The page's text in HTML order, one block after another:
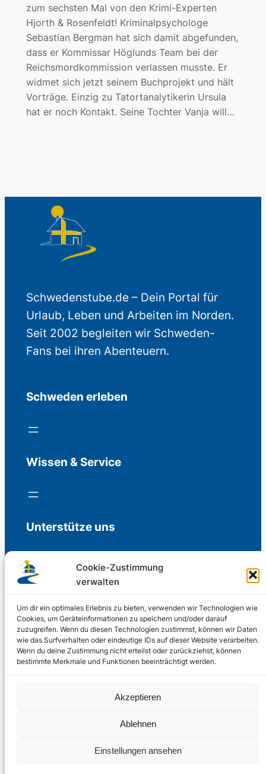
Cookie-Zustimmung
verwalten
Um dir ein optimales Erlebnis zu bieten, verwenden wir Technologien wie
Cookies, um Geräteinformationen zu speichern und/oder darauf
zuzugreifen. Wenn du diesen Technologien zustimmst, können wir Daten
wie das Surfverhalten oder eindeutige IDs auf dieser Website verarbeiten.
Wenn du deine Zustimmung nicht erteilst oder zurückziehst, können
bestimmte Merkmale und Funktionen beeinträchtigt werden.
Akzeptieren
Ablehnen
Einstellungen ansehen
zum sechsten Mal von den Krimi-Experten
Hjorth & Rosenfeldt! Kriminalpsychologe
Sebastian Bergman hat sich damit abgefunden,
dass er Kommissar Höglunds Team bei der
Reichsmordkommission verlassen musste. Er
widmet sich jetzt seinem Buchprojekt und hält
Vorträge. Einzig zu Tatortanalytikerin Ursula
hat er noch Kontakt. Seine Tochter Vanja will…
Schwedenstube.de – Dein Portal für
Urlaub, Leben und Arbeiten im Norden.
Seit 2002 begleiten wir Schweden-
Fans bei ihren Abenteuern.
Schweden erleben
Wissen & Service
Unterstütze uns
Freiwillige Spenden für die Aufrechterhaltung
Support us
© 2002 – 2026